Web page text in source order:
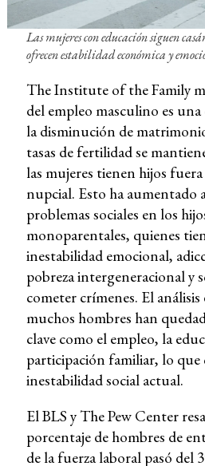
Las mujeres con educación siguen
ofrecen estabilidad económica y
The Institute of the Family
del empleo masculino es
la disminución de
tasas de fertilidad se
las mujeres tienen hijos
nupcial. Esto ha aumentado
problemas sociales en los
monoparentales, quienes
inestabilidad emocional,
pobreza intergeneracional y
cometer crímenes. El análisis
muchos hombres han
clave como el empleo, la
participación familiar, lo que
inestabilidad social actual.
El BLS y The Pew Center
porcentaje de hombres de
de la fuerza laboral pasó del